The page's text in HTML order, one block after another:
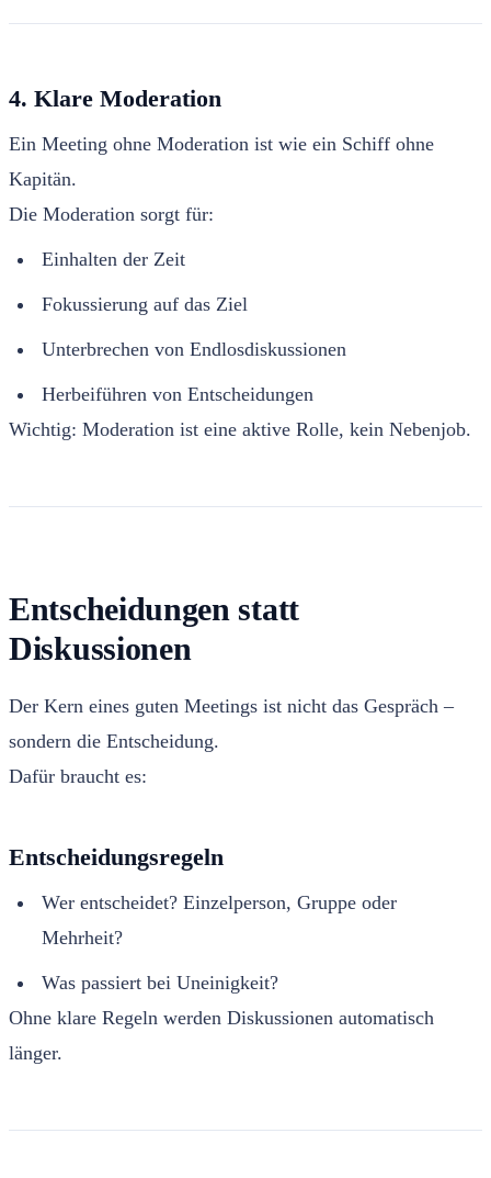
4. Klare Moderation
Ein Meeting ohne Moderation ist wie ein Schiff ohne
Kapitän.
Die Moderation sorgt für:
Einhalten der Zeit
Fokussierung auf das Ziel
Unterbrechen von Endlosdiskussionen
Herbeiführen von Entscheidungen
Wichtig: Moderation ist eine aktive Rolle, kein Nebenjob.
Entscheidungen statt
Diskussionen
Der Kern eines guten Meetings ist nicht das Gespräch –
sondern die Entscheidung.
Dafür braucht es:
Entscheidungsregeln
Wer entscheidet? Einzelperson, Gruppe oder
Mehrheit?
Was passiert bei Uneinigkeit?
Ohne klare Regeln werden Diskussionen automatisch
länger.